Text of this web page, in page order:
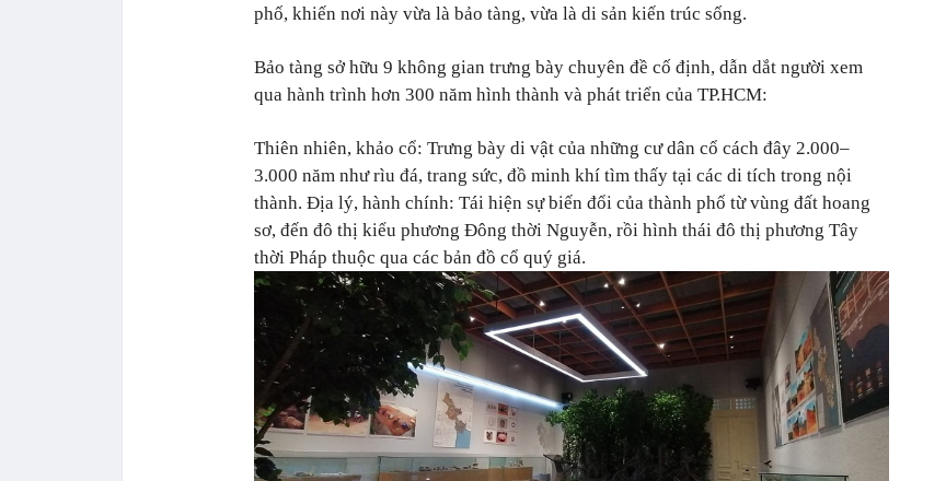
phố, khiến nơi này vừa là bảo tàng, vừa là di sản kiến trúc sống.
Bảo tàng sở hữu 9 không gian trưng bày chuyên đề cố định, dẫn dắt người xem
qua hành trình hơn 300 năm hình thành và phát triển của TP.HCM:
Thiên nhiên, khảo cổ: Trưng bày di vật của những cư dân cổ cách đây 2.000–
3.000 năm như rìu đá, trang sức, đồ minh khí tìm thấy tại các di tích trong nội
thành. Địa lý, hành chính: Tái hiện sự biến đổi của thành phố từ vùng đất hoang
sơ, đến đô thị kiểu phương Đông thời Nguyễn, rồi hình thái đô thị phương Tây
thời Pháp thuộc qua các bản đồ cổ quý giá.